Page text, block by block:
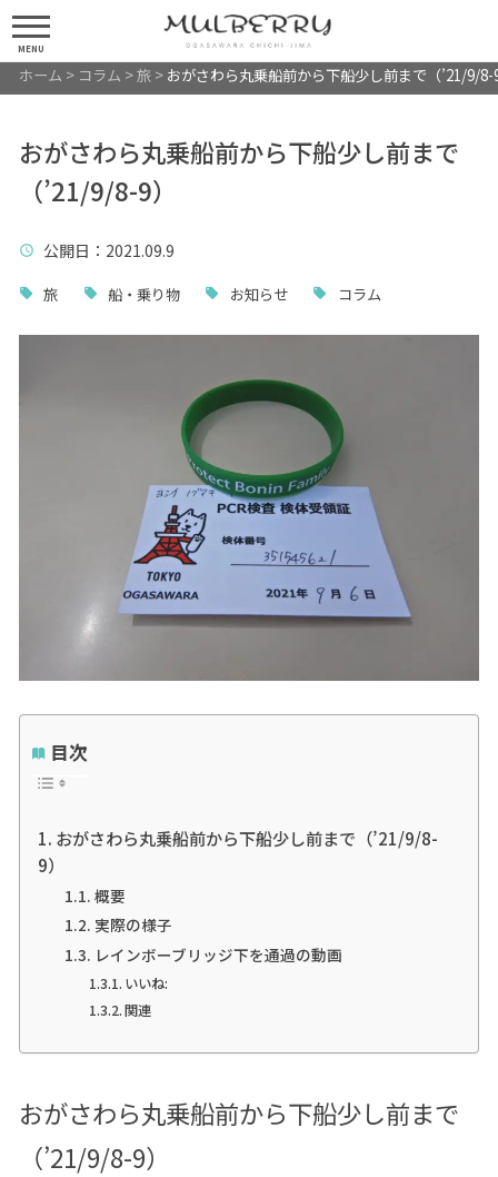
MENU
ホーム > コラム >旅> おがさわら丸乗船前から下船少し前まで（’21/9/8-
おがさわら丸乗船前から下船少し前まで
（’21/9/8-9）
公開日 ：2021.09.9
旅 船・乗り物 お知らせ コラム
目次
おがさわら丸乗船前から下船少し前まで（’21/9/8-
9）
概要
実際の様子
レインボーブリッジ下を通過の動画
いいね:
関連
おがさわら丸乗船前から下船少し前まで
（’21/9/8-9）